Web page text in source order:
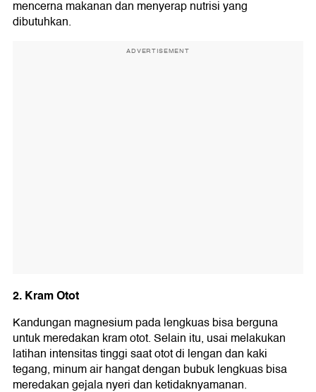
mencerna makanan dan menyerap nutrisi yang
dibutuhkan.
ADVERTISEMENT
2. Kram Otot
Kandungan magnesium pada lengkuas bisa berguna
untuk meredakan kram otot. Selain itu, usai melakukan
latihan intensitas tinggi saat otot di lengan dan kaki
tegang, minum air hangat dengan bubuk lengkuas bisa
meredakan gejala nyeri dan ketidaknyamanan.